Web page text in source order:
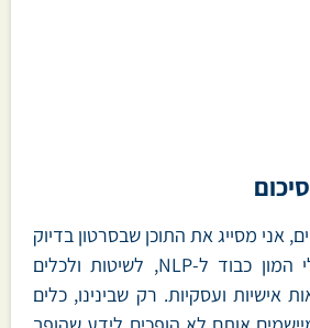
אני מסייג את התוכן שבסרטון בדיוק
באותה הצורה. יש לי המון כבוד ל-NLP, לשיטות ולכלים
אישיות ועסקיות. רק שבינינו, כלים